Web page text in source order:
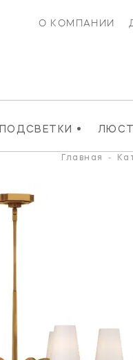
О КОМПАНИИ
ПОДСВЕТКИ •
Главная -